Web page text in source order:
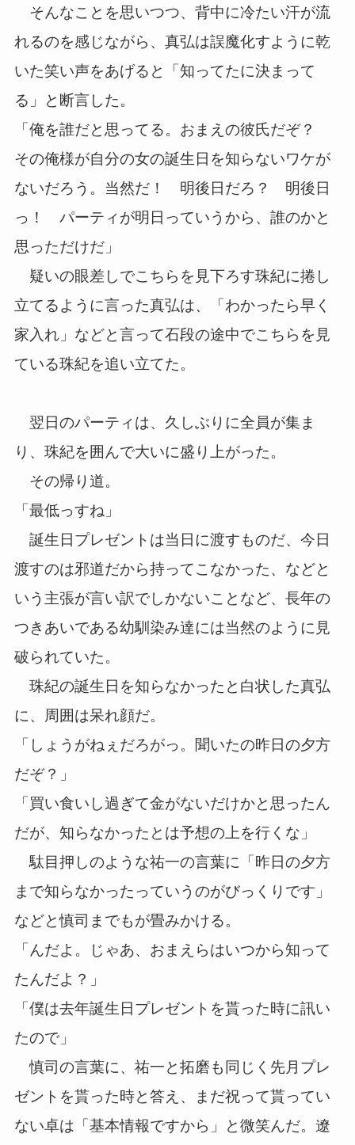
そんなことを思いつつ、背中に冷たい汗が流
れるのを感じながら、真弘は誤魔化すように乾
いた笑い声をあげると「知ってたに決まって
る」と断言した。
「俺を誰だと思ってる。おまえの彼氏だぞ？
その俺様が自分の女の誕生日を知らないワケが
ないだろう。当然だ！ 明後日だろ？ 明後日
っ！ パーティが明日っていうから、誰のかと
思っただけだ」
疑いの眼差しでこちらを見下ろす珠紀に捲し
立てるように言った真弘は、「わかったら早く
家入れ」などと言って石段の途中でこちらを見
ている珠紀を追い立てた。
翌日のパーティは、久しぶりに全員が集ま
り、珠紀を囲んで大いに盛り上がった。
その帰り道。
「最低っすね」
誕生日プレゼントは当日に渡すものだ、今日
渡すのは邪道だから持ってこなかった、などと
いう主張が言い訳でしかないことなど、長年の
つきあいである幼馴染み達には当然のように見
破られていた。
珠紀の誕生日を知らなかったと白状した真弘
に、周囲は呆れ顔だ。
「しょうがねぇだろがっ。聞いたの昨日の夕方
だぞ？」
「買い食いし過ぎて金がないだけかと思ったん
だが、知らなかったとは予想の上を行くな」
駄目押しのような祐一の言葉に「昨日の夕方
まで知らなかったっていうのがびっくりです」
などと慎司までもが畳みかける。
「んだよ。じゃあ、おまえらはいつから知って
たんだよ？」
「僕は去年誕生日プレゼントを貰った時に訊い
たので」
慎司の言葉に、祐一と拓磨も同じく先月プレ
ゼントを貰った時と答え、まだ祝って貰ってい
ない卓は「基本情報ですから」と微笑んだ。遼